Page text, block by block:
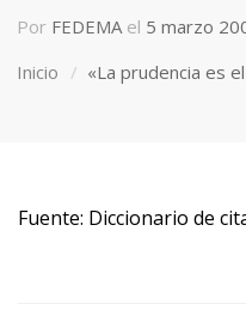
Por FEDEMA el 5 marzo
Inicio
«La prudencia es
Fuente: Diccionario de